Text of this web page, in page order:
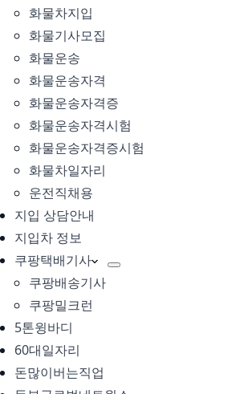
화물차지입
화물기사모집
화물운송
화물운송자격
화물운송자격증
화물운송자격시험
화물운송자격증시험
화물차일자리
운전직채용
지입 상담안내
지입차 정보
쿠팡택배기사
쿠팡배송기사
쿠팡밀크런
5톤윙바디
60대일자리
돈많이버는직업